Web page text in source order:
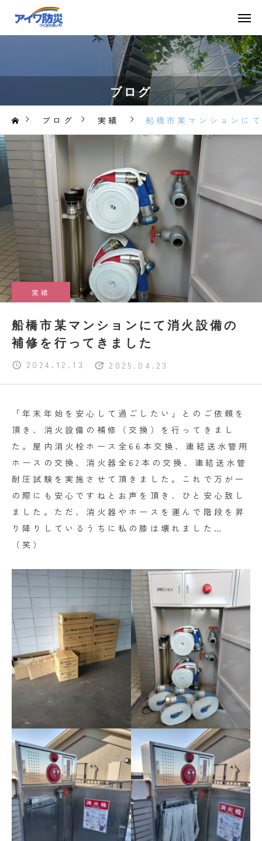
ブログ
ブログ 実績 船橋市某マンションに
実績
船橋市某マンションにて消火設備の
補修を行ってきました
2024.12.13 2025.04.23
「年末年始を安心して過ごしたい」とのご依頼を
頂き、消火設備の補修（交換）を行ってきまし
た。屋内消火栓ホース全66本交換、連結送水管用
ホースの交換、消火器全62本の交換、連結送水管
耐圧試験を実施させて頂きました。これで万が一
の際にも安心ですねとお声を頂き、ひと安心致し
ました。ただ、消火器やホースを運んで階段を昇
り降りしているうちに私の膝は壊れました…
（笑）